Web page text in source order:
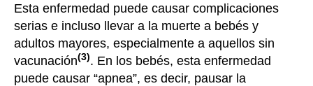
Esta enfermedad puede causar complicaciones
serias e incluso llevar a la muerte a bebés y
adultos mayores, especialmente a aquellos sin
vacunación(3). En los bebés, esta enfermedad
puede causar “apnea”, es decir, pausar la